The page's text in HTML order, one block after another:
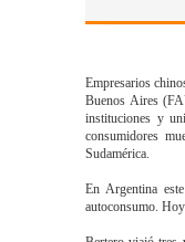
Empresarios
Buenos Aires
instituciones y
consumidores
Sudamérica.
En Argentina
autoconsumo.